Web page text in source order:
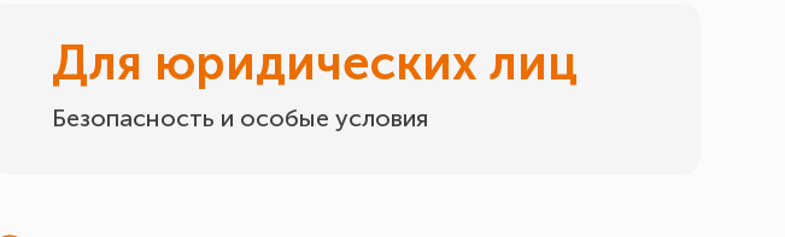
Для юридических лиц
Безопасность и особые условия